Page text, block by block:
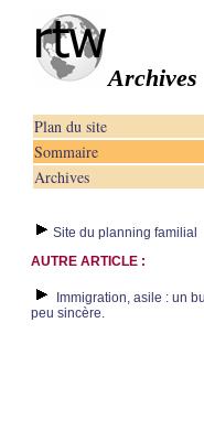
Archives
Plan du site
Sommaire
Archives
Site du planning familial
AUTRE ARTICLE :
Immigration, asile : un
peu sincère.